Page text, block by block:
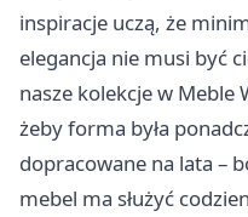
inspiracje uczą, że
elegancja nie musi być
nasze kolekcje w Meble
żeby forma była
dopracowane na lata –
mebel ma służyć